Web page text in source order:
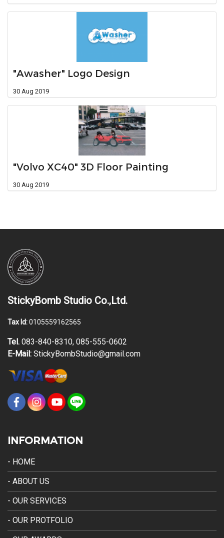
"Awasher" Logo Design
30 Aug 2019
"Volvo XC40" 3D Floor Painting
30 Aug 2019
StickyBomb Studio Co.,Ltd.
Tax Id:0105559162565
Tel. 083-840-8310, 085-555-0602
E-Mail: StickyBombStudio@gmail.com
INFORMATION
- HOME
- ABOUT US
- OUR SERVICES
- OUR PROTFOLIO